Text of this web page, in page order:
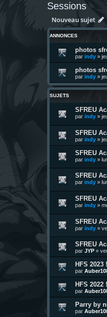
Sessions
Nouveau sujet
ANNONCES
photos
par indy »
photos
par indy »
SUJETS
SFREU
par indy »
SFREU
par indy »
SFREU
par indy »
SFREU
par indy »
SFREU
par indy »
SFREU
par indy »
SFREU
par JYP »
HFS 2023
par
HFS 2022
par
Parry by
par